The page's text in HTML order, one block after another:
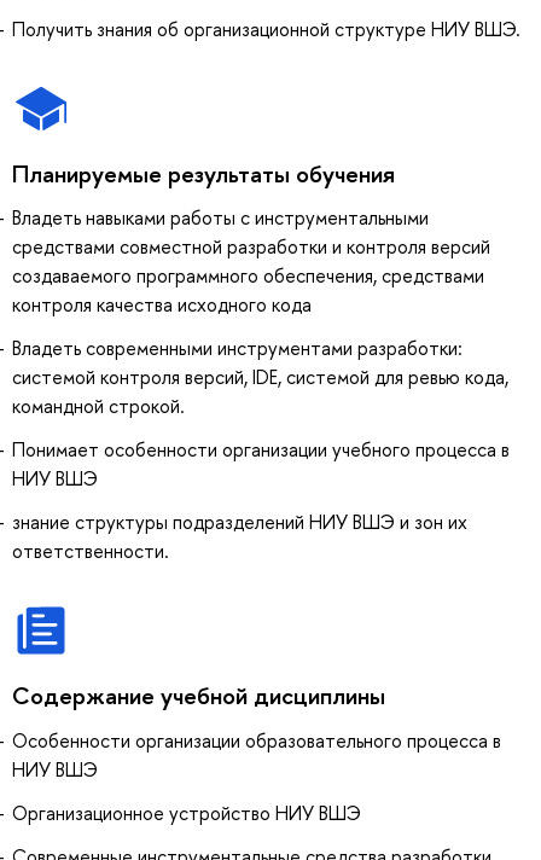
Получить знания об организационной структуре НИУ ВШЭ.
Планируемые результаты обучения
Владеть навыками работы с инструментальными
средствами совместной разработки и контроля версий
создаваемого программного обеспечения, средствами
контроля качества исходного кода
Владеть современными инструментами разработки:
системой контроля версий, IDE, системой для ревью кода,
командной строкой.
Понимает особенности организации учебного процесса в
НИУ ВШЭ
знание структуры подразделений НИУ ВШЭ и зон их
ответственности.
Содержание учебной дисциплины
Особенности организации образовательного процесса в
НИУ ВШЭ
Организационное устройство НИУ ВШЭ